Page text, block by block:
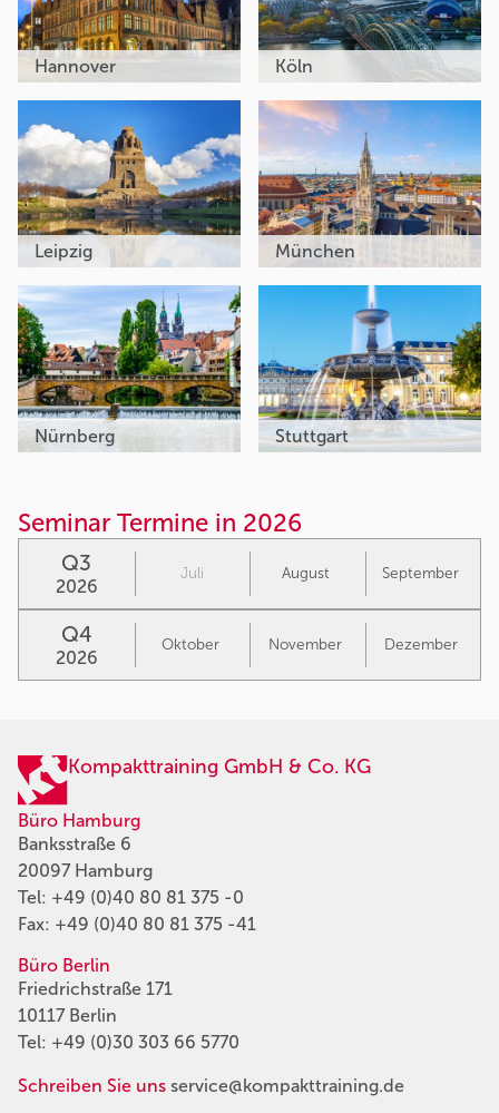
Hannover Köln
Leipzig München
Nürnberg Stuttgart
Seminar Termine in 2026
Q3
2026
Juli August September
Q4
2026
Oktober November Dezember
Kompakttraining GmbH & Co. KG
Büro Hamburg
Banksstraße 6
20097 Hamburg
Tel: +49 (0)40 80 81 375 -0
Fax: +49 (0)40 80 81 375 -41
Büro Berlin
Friedrichstraße 171
10117 Berlin
Tel: +49 (0)30 303 66 5770
Schreiben Sie uns service@kompakttraining.de